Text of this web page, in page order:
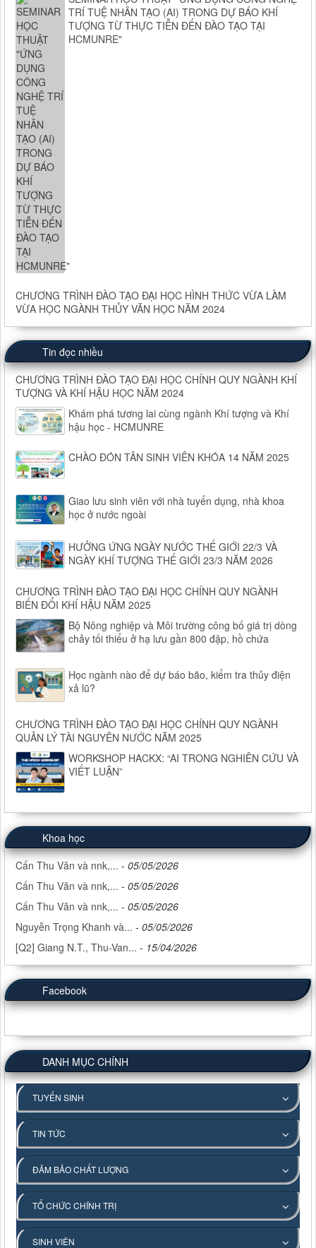
TRÍ TUỆ NHÂN TẠO (AI) TRONG DỰ BÁO KHÍ
TƯỢNG TỪ THỰC TIỄN ĐẾN ĐÀO TẠO TẠI
HCMUNRE"
CHƯƠNG TRÌNH ĐÀO TẠO ĐẠI HỌC HÌNH THỨC VỪA LÀM
VỪA HỌC NGÀNH THỦY VĂN HỌC NĂM 2024
Tin đọc nhiều
CHƯƠNG TRÌNH ĐÀO TẠO ĐẠI HỌC CHÍNH QUY NGÀNH KHÍ
TƯỢNG VÀ KHÍ HẬU HỌC NĂM 2024
Khám phá tương lai cùng ngành Khí tượng và Khí
hậu học - HCMUNRE
CHÀO ĐÓN TÂN SINH VIÊN KHÓA 14 NĂM 2025
Giao lưu sinh viên với nhà tuyển dụng, nhà khoa
học ở nước ngoài
HƯỞNG ỨNG NGÀY NƯỚC THẾ GIỚI 22/3 VÀ
NGÀY KHÍ TƯỢNG THẾ GIỚI 23/3 NĂM 2026
CHƯƠNG TRÌNH ĐÀO TẠO ĐẠI HỌC CHÍNH QUY NGÀNH
BIẾN ĐỔI KHÍ HẬU NĂM 2025
Bộ Nông nghiệp và Môi trường công bố giá trị dòng
chảy tối thiểu ở hạ lưu gần 800 đập, hồ chứa
Học ngành nào để dự báo bão, kiểm tra thủy điện
xả lũ?
CHƯƠNG TRÌNH ĐÀO TẠO ĐẠI HỌC CHÍNH QUY NGÀNH
QUẢN LÝ TÀI NGUYÊN NƯỚC NĂM 2025
WORKSHOP HACKX: “AI TRONG NGHIÊN CỨU VÀ
VIẾT LUẬN”
Khoa học
Cấn Thu Văn và nnk,... - 05/05/2026
Cấn Thu Văn và nnk,... - 05/05/2026
Cấn Thu Văn và nnk,... - 05/05/2026
Nguyễn Trọng Khanh và... - 05/05/2026
[Q2] Giang N.T., Thu-Van... - 15/04/2026
Facebook
DANH MỤC CHÍNH
TUYỂN SINH
TIN TỨC
ĐẢM BẢO CHẤT LƯỢNG
TỔ CHỨC CHÍNH TRỊ
SINH VIÊN